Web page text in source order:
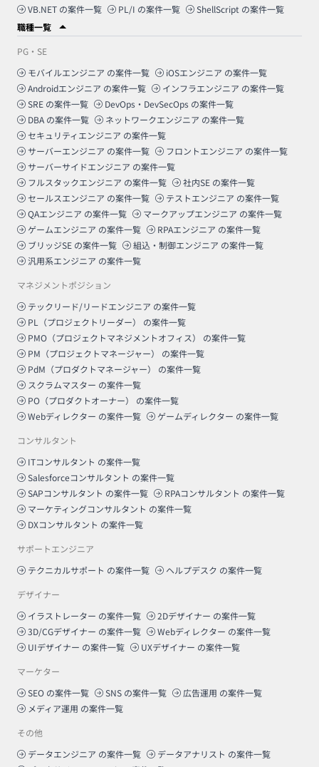
VB.NET の案件一覧 PL/I の案件一覧 ShellScript の案件一覧
職種一覧
PG・SE
モバイルエンジニア の案件一覧 iOSエンジニア の案件一覧
Androidエンジニア の案件一覧 インフラエンジニア の案件一覧
SRE の案件一覧 DevOps・DevSecOps の案件一覧
DBA の案件一覧 ネットワークエンジニア の案件一覧
セキュリティエンジニア の案件一覧
サーバーエンジニア の案件一覧 フロントエンジニア の案件一覧
サーバーサイドエンジニア の案件一覧
フルスタックエンジニア の案件一覧 社内SE の案件一覧
セールスエンジニア の案件一覧 テストエンジニア の案件一覧
QAエンジニア の案件一覧 マークアップエンジニア の案件一覧
ゲームエンジニア の案件一覧 RPAエンジニア の案件一覧
ブリッジSE の案件一覧 組込・制御エンジニア の案件一覧
汎用系エンジニア の案件一覧
マネジメントポジション
テックリード/リードエンジニア の案件一覧
PL（プロジェクトリーダー）
の案件一覧
PMO（プロジェクトマネジメントオフィス）
の案件一覧
PM（プロジェクトマネージャー）
の案件一覧
PdM（プロダクトマネージャー）
の案件一覧
スクラムマスター の案件一覧
PO（プロダクトオーナー）
の案件一覧
Webディレクター の案件一覧 ゲームディレクター の案件一覧
コンサルタント
ITコンサルタント の案件一覧
Salesforceコンサルタント の案件一覧
SAPコンサルタント の案件一覧 RPAコンサルタント の案件一覧
マーケティングコンサルタント の案件一覧
DXコンサルタント の案件一覧
サポートエンジニア
テクニカルサポート の案件一覧 ヘルプデスク の案件一覧
デザイナー
イラストレーター の案件一覧 2Dデザイナー の案件一覧
3D/CGデザイナー の案件一覧 Webディレクター の案件一覧
UIデザイナー の案件一覧 UXデザイナー の案件一覧
マーケター
SEO の案件一覧 SNS の案件一覧 広告運用 の案件一覧
メディア運用 の案件一覧
その他
データエンジニア の案件一覧 データアナリスト の案件一覧